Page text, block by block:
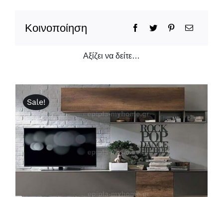
Κοινοποίηση
Αξίζει να δείτε…
Sale!